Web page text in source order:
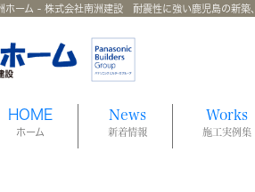
ーム - 株式会社南洲建設 耐震性に強い鹿児島の新築
HOME
ホーム
News
新着情報
Works
施工実例集